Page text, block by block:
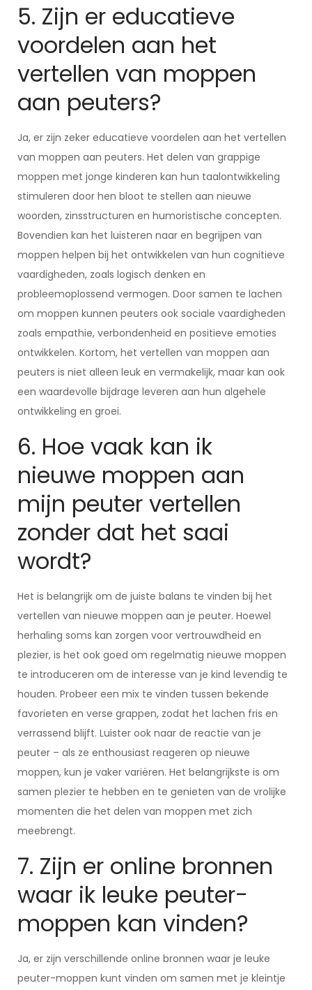
5. Zijn er educatieve
voordelen aan het
vertellen van moppen
aan peuters?
Ja, er zijn zeker educatieve voordelen aan het vertellen
van moppen aan peuters. Het delen van grappige
moppen met jonge kinderen kan hun taalontwikkeling
stimuleren door hen bloot te stellen aan nieuwe
woorden, zinsstructuren en humoristische concepten.
Bovendien kan het luisteren naar en begrijpen van
moppen helpen bij het ontwikkelen van hun cognitieve
vaardigheden, zoals logisch denken en
probleemoplossend vermogen. Door samen te lachen
om moppen kunnen peuters ook sociale vaardigheden
zoals empathie, verbondenheid en positieve emoties
ontwikkelen. Kortom, het vertellen van moppen aan
peuters is niet alleen leuk en vermakelijk, maar kan ook
een waardevolle bijdrage leveren aan hun algehele
ontwikkeling en groei.
6. Hoe vaak kan ik
nieuwe moppen aan
mijn peuter vertellen
zonder dat het saai
wordt?
Het is belangrijk om de juiste balans te vinden bij het
vertellen van nieuwe moppen aan je peuter. Hoewel
herhaling soms kan zorgen voor vertrouwdheid en
plezier, is het ook goed om regelmatig nieuwe moppen
te introduceren om de interesse van je kind levendig te
houden. Probeer een mix te vinden tussen bekende
favorieten en verse grappen, zodat het lachen fris en
verrassend blijft. Luister ook naar de reactie van je
peuter – als ze enthousiast reageren op nieuwe
moppen, kun je vaker variëren. Het belangrijkste is om
samen plezier te hebben en te genieten van de vrolijke
momenten die het delen van moppen met zich
meebrengt.
7. Zijn er online bronnen
waar ik leuke peuter-
moppen kan vinden?
Ja, er zijn verschillende online bronnen waar je leuke
peuter-moppen kunt vinden om samen met je kleintje